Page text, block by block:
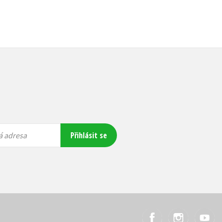
adresa Přihlásit se